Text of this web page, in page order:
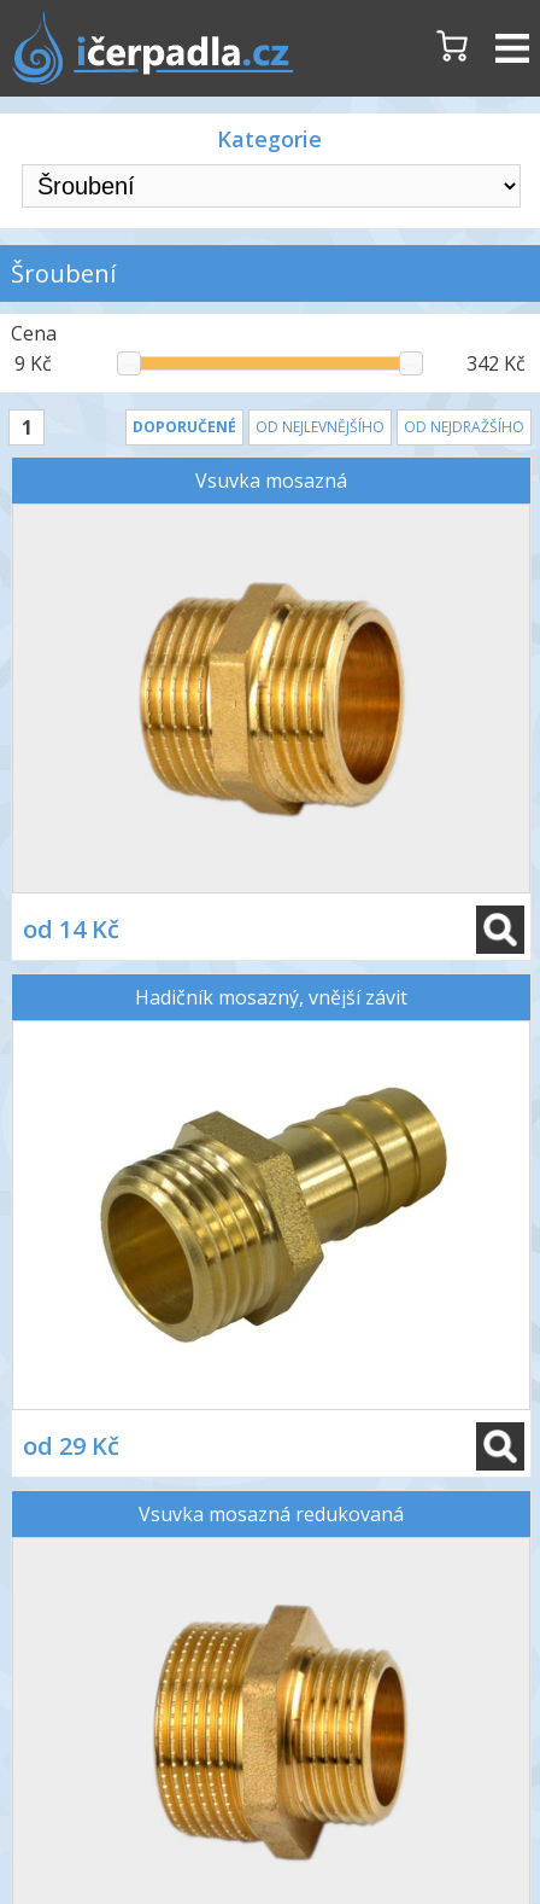
Kategorie
Šroubení
Cena
9 Kč
342 Kč
1 DOPORUČENÉ OD NEJLEVNĚJŠÍHO OD NEJDRAŽŠÍHO
Vsuvka mosazná
od 14 Kč
Hadičník mosazný, vnější závit
od 29 Kč
Vsuvka mosazná redukovaná